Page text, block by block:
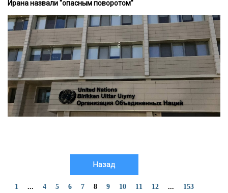
Ирана назвали "опасным поворотом"
Назад
1 ... 4 5 6 7 8 9 10 11 12 ... 153